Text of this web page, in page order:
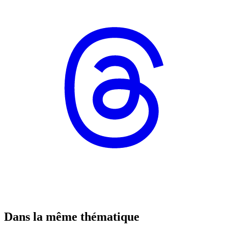
Dans la même thématique